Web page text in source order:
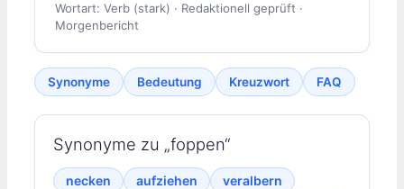
Wortart: Verb (stark) · Redaktionell geprüft ·
Morgenbericht
Synonyme Bedeutung Kreuzwort FAQ
Synonyme zu „foppen“
necken aufziehen
veralbern